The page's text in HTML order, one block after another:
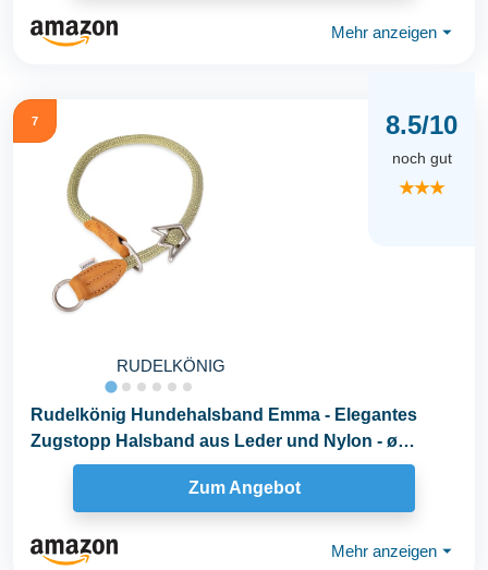
Mehr anzeigen ⏷
7
RUDELKÖNIG
8.5/10
noch gut
★★★
Rudelkönig Hundehalsband Emma - Elegantes
Zugstopp Halsband aus Leder und Nylon - ø
12mm...
Zum Angebot
Mehr anzeigen ⏷